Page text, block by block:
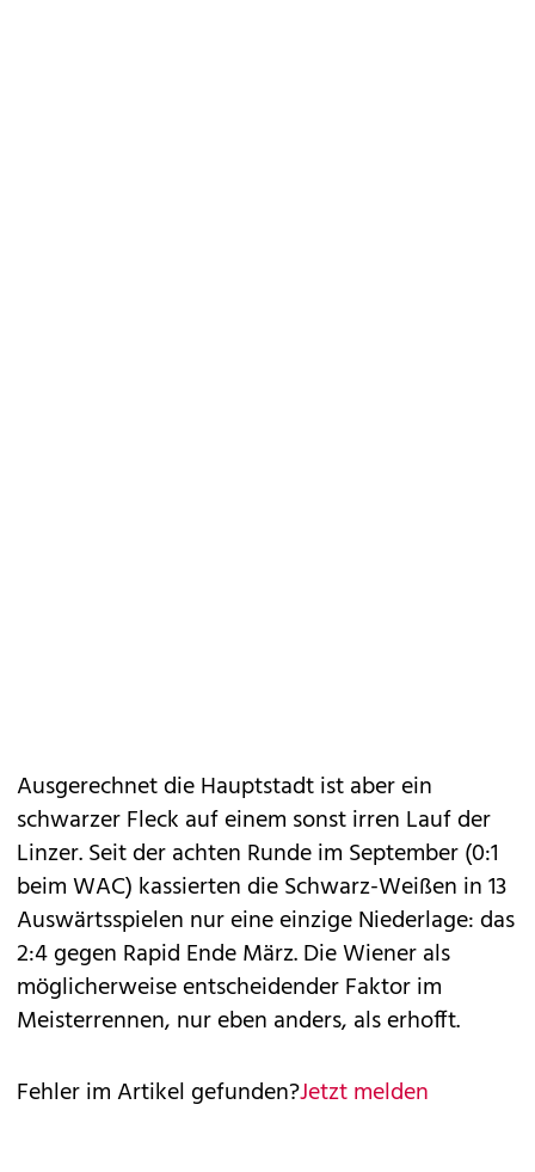
Ausgerechnet die Hauptstadt ist aber ein
schwarzer Fleck auf einem sonst irren Lauf der
Linzer. Seit der achten Runde im September (0:1
beim WAC) kassierten die Schwarz-Weißen in 13
Auswärtsspielen nur eine einzige Niederlage: das
2:4 gegen Rapid Ende März. Die Wiener als
möglicherweise entscheidender Faktor im
Meisterrennen, nur eben anders, als erhofft.
Fehler im Artikel gefunden?Jetzt melden